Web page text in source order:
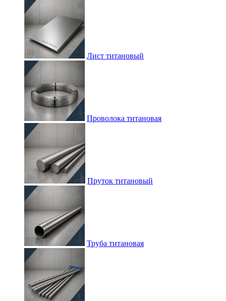
Лист титановый
Проволока титановая
Пруток титановый
Труба титановая